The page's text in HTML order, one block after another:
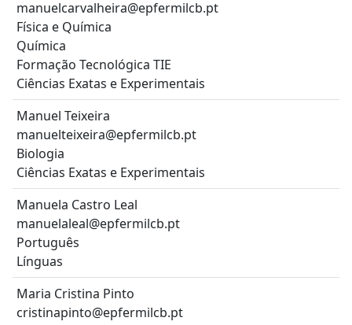
manuelcarvalheira@epfermilcb.pt
Física e Química
Química
Formação Tecnológica TIE
Ciências Exatas e Experimentais
Manuel Teixeira
manuelteixeira@epfermilcb.pt
Biologia
Ciências Exatas e Experimentais
Manuela Castro Leal
manuelaleal@epfermilcb.pt
Português
Línguas
Maria Cristina Pinto
cristinapinto@epfermilcb.pt